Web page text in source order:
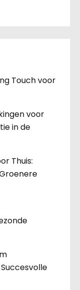
Touch voor
voor
in de
Thuis: